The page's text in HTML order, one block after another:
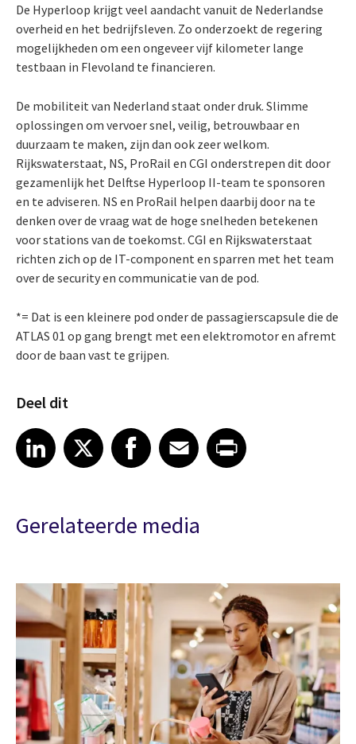
De Hyperloop krijgt veel aandacht vanuit de Nederlandse
overheid en het bedrijfsleven. Zo onderzoekt de regering
mogelijkheden om een ongeveer vijf kilometer lange
testbaan in Flevoland te financieren.
De mobiliteit van Nederland staat onder druk. Slimme
oplossingen om vervoer snel, veilig, betrouwbaar en
duurzaam te maken, zijn dan ook zeer welkom.
Rijkswaterstaat, NS, ProRail en CGI onderstrepen dit door
gezamenlijk het Delftse Hyperloop II-team te sponsoren
en te adviseren. NS en ProRail helpen daarbij door na te
denken over de vraag wat de hoge snelheden betekenen
voor stations van de toekomst. CGI en Rijkswaterstaat
richten zich op de IT-component en sparren met het team
over de security en communicatie van de pod.
*= Dat is een kleinere pod onder de passagierscapsule die de
ATLAS 01 op gang brengt met een elektromotor en afremt
door de baan vast te grijpen.
Deel dit
Share article on LinkedIn
LinkedIn
Share article on XShare article on Facebook
Facebook
Share article on Email
EmailShare article on Print
Gerelateerde media